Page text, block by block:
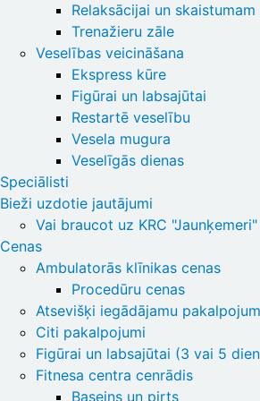
Relaksācijai un skaistumam
Trenažieru zāle
Veselības veicināšana
Ekspress kūre
Figūrai un labsajūtai
Restartē veselību
Vesela mugura
Veselīgās dienas
Speciālisti
Bieži uzdotie jautājumi
Vai braucot uz KRC
Cenas
Ambulatorās klīnikas cenas
Procedūru cenas
Atsevišķi iegādājamu
Citi pakalpojumi
Figūrai un labsajūtai (3 vai 5
Fitnesa centra cenrādis
Baseins un pirts